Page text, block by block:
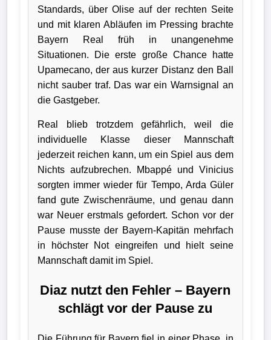
Wappen
Flutlichtbarde
Standards, über Olise auf der rechten Seite
und mit klaren Abläufen im Pressing brachte
Bayern Real früh in unangenehme
Situationen. Die erste große Chance hatte
Upamecano, der aus kurzer Distanz den Ball
nicht sauber traf. Das war ein Warnsignal an
die Gastgeber.
Real blieb trotzdem gefährlich, weil die
individuelle Klasse dieser Mannschaft
jederzeit reichen kann, um ein Spiel aus dem
Nichts aufzubrechen. Mbappé und Vinicius
sorgten immer wieder für Tempo, Arda Güler
fand gute Zwischenräume, und genau dann
war Neuer erstmals gefordert. Schon vor der
Pause musste der Bayern-Kapitän mehrfach
in höchster Not eingreifen und hielt seine
Mannschaft damit im Spiel.
Diaz nutzt den Fehler – Bayern
schlägt vor der Pause zu